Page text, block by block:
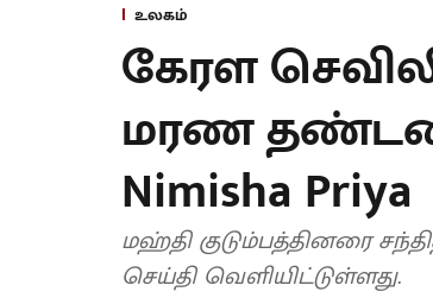
உலகம்
கேரள
மரண
Nimisha Priya
மஹ்தி குடும்பத்தினரை
செய்தி வெளியிட்டுள்ளது.